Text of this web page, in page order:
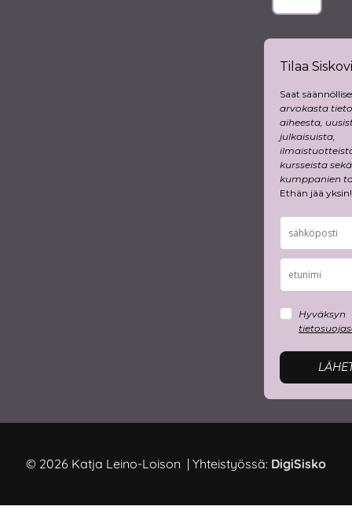
Tilaa
Saat
arvokasta
aiheesta,
julkaisuista,
kursseista sekä
kumppanien
Ethän jää yksin!
Hyväksyn
© 2026 Katja Leino-Loison | Yhteistyössä: DigiSisko